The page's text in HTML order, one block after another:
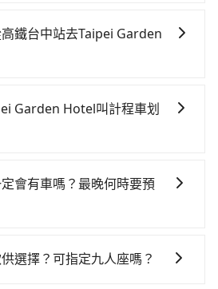
貴！從最早06:05一直到23:03，
班次高鐵可搭乘。假設從高鐵
鐵從台中站前往台北高鐵站，每
分鐘出站，最後再根據距離的遠
平均每人花費為700元。不過，
不按表收費，看乘客是外地人便
鐵可以比坐車快，但卻要額外支
鐵台中站去Taipei Garden
為要自己開車），最重要的是你
中路邊可隨租隨借的iRent應該是
Hotel的花費預估為
異來自於平假日、車款差異、抵
者，和運的iRent只提供最基本的
Garden Hotel叫計程車划
Taxi、Yoxi等，如果在路邊攔不
至台中市烏日區當地唯一的計程
程車司機不按錶計費，約有27%
會有車嗎？最晚何時要預
輸入上下車地點或地址，三秒內
選擇？可指定九人座嗎？